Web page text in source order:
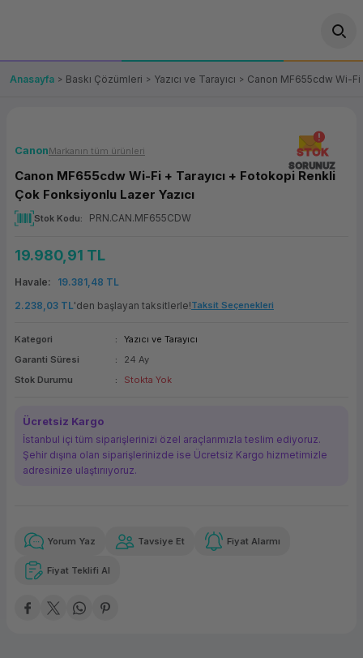
OT/VT Ürünleri
Fiş Yazıcı
Panel PC
(Firewall)
Bileşenleri
Makinesi
Makinesi
Çözümleri
Bağlantı
Yedekleme
Ürünler
Paketi
Anasayfa Baskı Çözümleri Yazıcı ve Tarayıcı Canon MF655cdw Wi-Fi
STOK
SORUNUZ
CanonMarkanın tüm ürünleri
Canon MF655cdw Wi-Fi + Tarayıcı + Fotokopi Renkli
Çok Fonksiyonlu Lazer Yazıcı
Stok Kodu PRN.CAN.MF655CDW
19.980,91 TL
Havale
19.381,48 TL
2.238,03 TL'den başlayan taksitlerle!Taksit Seçenekleri
Kategori
Yazıcı ve Tarayıcı
Garanti Süresi
24 Ay
Stok Durumu
Stokta Yok
Ücretsiz Kargo
İstanbul içi tüm siparişlerinizi özel araçlarımızla teslim ediyoruz.
Şehir dışına olan siparişlerinizde ise Ücretsiz Kargo hizmetimizle
adresinize ulaştırııyoruz.
Güvenilir Alışveriş
Kolay iade imkanı
2.238,03 TL
Yorum Yaz Tavsiye Et Fiyat Alarmı
Fiyat Teklifi Al